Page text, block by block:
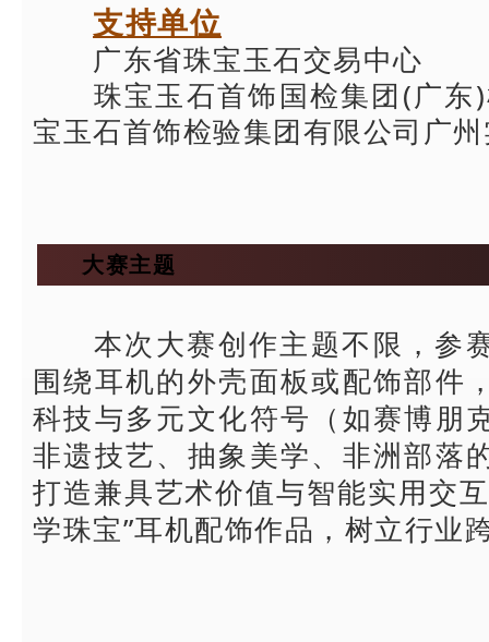
支持单位
广东省珠宝玉石交易中心
珠宝玉石首饰国检集团(广
宝玉石首饰检验集团有限公司广
大赛主题
本次大赛创作主题不限，参
围绕耳机的外壳面板或配饰部件
科技与多元文化符号（如赛博朋
非遗技艺、抽象美学、非洲部落
打造兼具艺术价值与智能实用交
学珠宝”耳机配饰作品，树立行业